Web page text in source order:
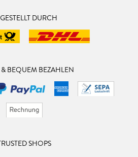
DURCH
BEQUEM BEZAHLEN
SHOPS